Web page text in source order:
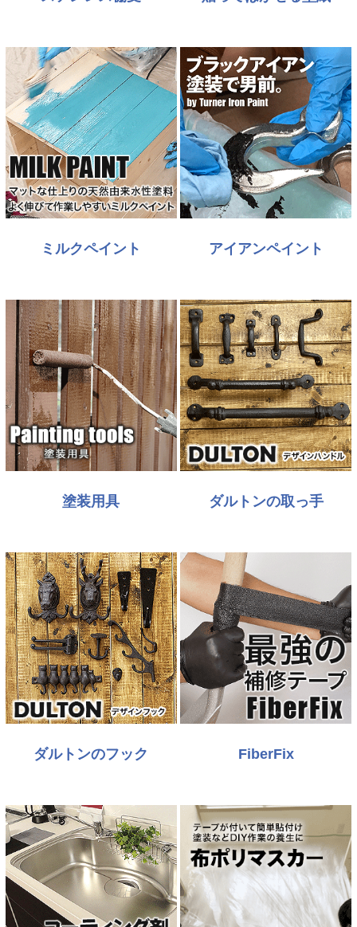
ミルクペイント アイアンペイント
塗装用具 ダルトンの取っ手
ダルトンのフック FiberFix